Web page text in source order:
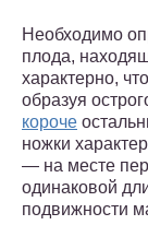
Необходимо
плода,
характерно,
образуя
короче
ножки
— на месте
одинаковой
подвижности